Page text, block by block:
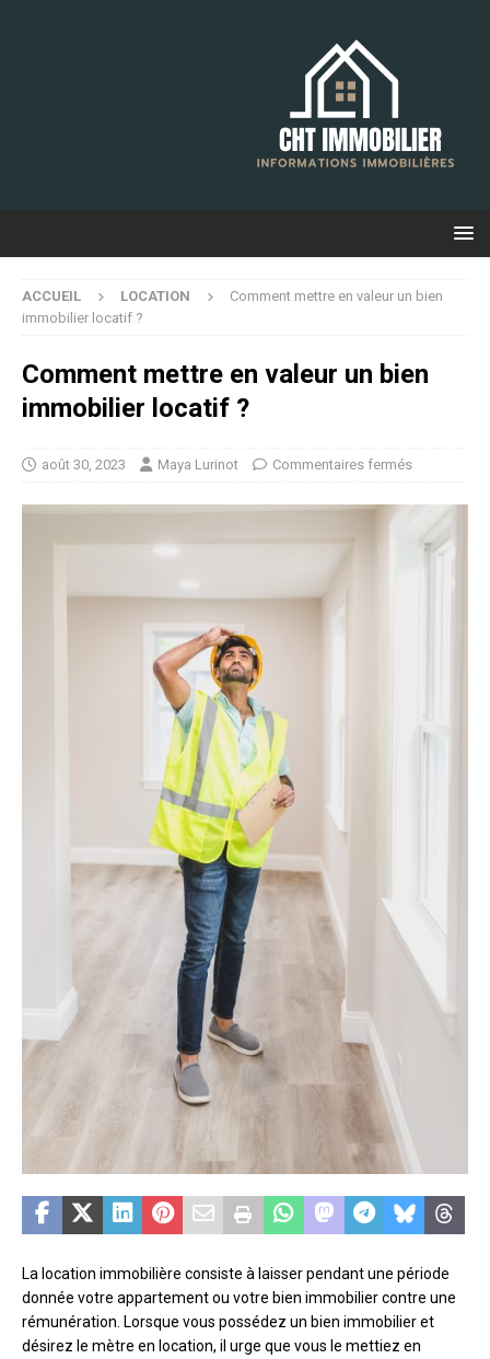
ACCUEIL LOCATION
Comment mettre en valeur un bien
immobilier locatif ?
Comment mettre en valeur un bien
immobilier locatif ?
août 30, 2023 Maya Lurinot Commentaires fermés
La location immobilière consiste à laisser pendant une période
donnée votre appartement ou votre bien immobilier contre une
rémunération. Lorsque vous possédez un bien immobilier et
désirez le mètre en location, il urge que vous le mettiez en